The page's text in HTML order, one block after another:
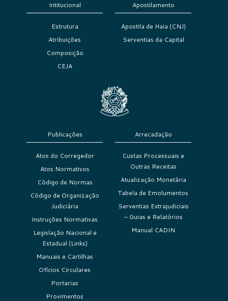
Intitucional
Estrutura
Atribuições
Composição
CEJA
Apostilamento
Apostila de Haia (CNJ)
Serventias da Capital
Publicações
Atos do Corregedor
Atos Normativos
Código de Normas
Código de Organização
Judiciária
Instruções Normativas
Legislação Nacional e
Estadual (Links)
Manuais e Cartilhas
Ofícios Circulares
Portarias
Provimentos
Arrecadação
Custas Processuais e
Outras Receitas
Atualização Monetária
Tabela de Emolumentos
Serventias Extrajudiciais
– Guias e Relatórios
Manual CADIN